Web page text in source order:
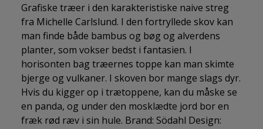
Grafiske træer i den karakteristiske naive streg
fra Michelle Carlslund. I den fortryllede skov kan
man finde både bambus og bøg og alverdens
planter, som vokser bedst i fantasien. I
horisonten bag træernes toppe kan man skimte
bjerge og vulkaner. I skoven bor mange slags dyr.
Hvis du kigger op i trætoppene, kan du måske se
en panda, og under den mosklædte jord bor en
fræk rød ræv i sin hule. Brand: Södahl Design: